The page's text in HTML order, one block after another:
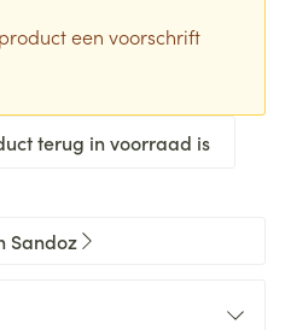
een voorschrift
terug in voorraad is
Sandoz